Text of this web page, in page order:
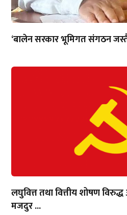
‘बालेन सरकार भूमिगत संगठन
लघुवित्त तथा वित्तीय शोषण
मजदुर ...